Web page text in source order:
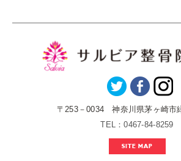
〒253－0034 神奈川県茅ヶ崎市
TEL：0467-84-8259
SITE MAP